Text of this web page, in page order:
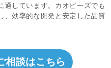
適しています。カオピーズでも
、効率的な開発と安定した品質
相談はこちら